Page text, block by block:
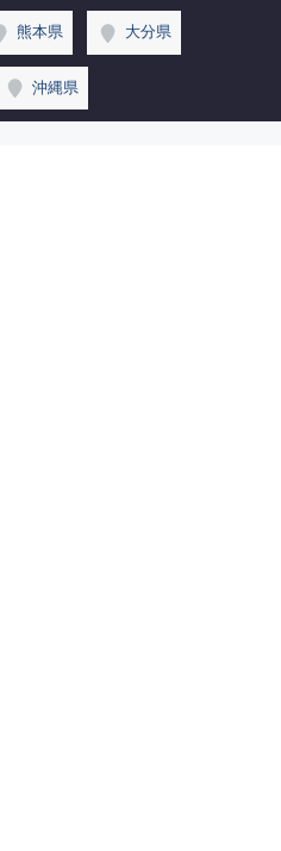
熊本県 大分県
沖縄県